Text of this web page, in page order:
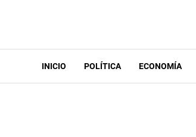
INICIO POLÍTICA ECONOMÍA